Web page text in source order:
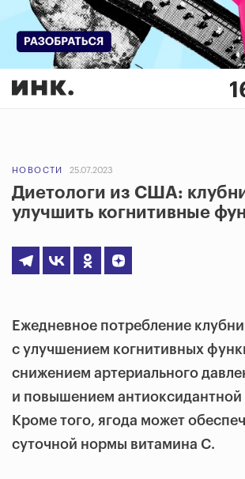
НОВОСТИ 25.07.2023
Диетологи из США:
улучшить когнитивные
Ежедневное потребление
с улучшением когнитивных
снижением артериального
и повышением антиоксидантной
Кроме того, ягода может
суточной нормы витамина С.